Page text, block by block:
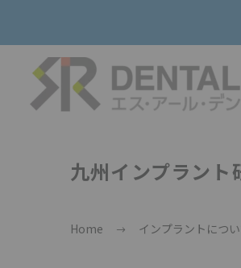
九州インプラン
Home インプラントにつ